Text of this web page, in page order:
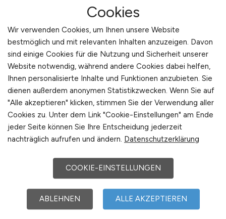
zum langfristigen Karriereaufbau bieten
spezialisierte Klinikportale umfassende
Unterstützung, um die passende Position zu
finden und sich im Markt optimal zu
positionieren. Dabei geht es nicht nur um
Stellenangebote, sondern auch um strategische
Planung, Weiterbildung und persönliche
Zielsetzung.
Ein erfolgreicher Karriereweg beginnt mit
Qualifikationen, Zertifikate und bisherigen
Tätigkeiten präzise darstellen, um ihre Stärken
hervorzuheben. Kliniken schätzen Bewerber,
die ihre Kompetenzen selbstbewusst, aber
Cookies
Wir verwenden Cookies, um Ihnen unsere Website
bestmöglich und mit relevanten Inhalten anzuzeigen. Davon
sind einige Cookies für die Nutzung und Sicherheit unserer
Website notwendig, während andere Cookies dabei helfen,
Ihnen personalisierte Inhalte und Funktionen anzubieten. Sie
dienen außerdem anonymen Statistikzwecken. Wenn Sie auf
"Alle akzeptieren" klicken, stimmen Sie der Verwendung aller
Cookies zu. Unter dem Link "Cookie-Einstellungen" am Ende
jeder Seite können Sie Ihre Entscheidung jederzeit
nachträglich aufrufen und ändern. Datenschutzerklärung
COOKIE-EINSTELLUNGEN
ABLEHNEN ALLE AKZEPTIEREN